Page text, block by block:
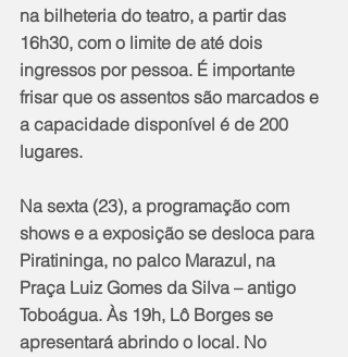
na bilheteria do teatro, a partir das
16h30, com o limite de até dois
ingressos por pessoa. É importante
frisar que os assentos são marcados e
a capacidade disponível é de 200
lugares.
Na sexta (23), a programação com
shows e a exposição se desloca para
Piratininga, no palco Marazul, na
Praça Luiz Gomes da Silva – antigo
Toboágua. Às 19h, Lô Borges se
apresentará abrindo o local. No